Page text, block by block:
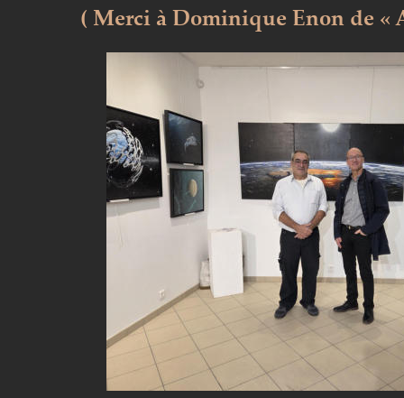
( Merci à Dominique Enon de «